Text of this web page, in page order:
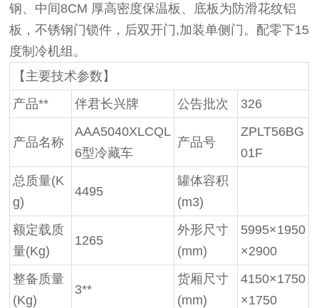
钢、中间8CM 厚高密度保温板、底板为防滑花纹铝
板，不锈钢门锁件，后双开门,加装单侧门。配零下15
度制冷机组。
【主要技术参数】
产品**
伴君长兴牌 公告批次 326
产品名称
AAA5040XLCQL
6型冷藏车
产品号
ZPLT56BG
01F
总质量(K
g)
4495
罐体容积
(m3)
额定载质
量(Kg)
1265
外形尺寸
(mm)
5995×1950
×2900
整备质量
(Kg)
3**
货厢尺寸
(mm)
4150×1750
×1750